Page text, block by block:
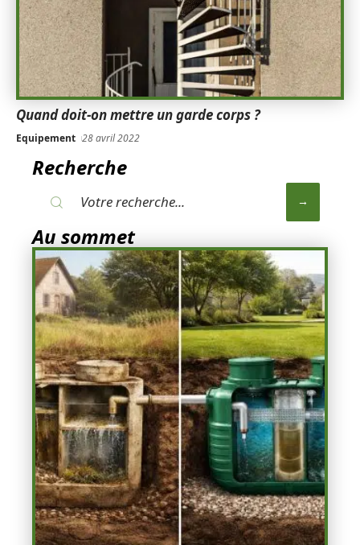
Quand doit-on mettre un garde corps ?
Equipement 28 avril 2022
Recherche
Au sommet